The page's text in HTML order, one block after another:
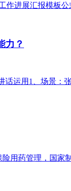
进展汇报模板
力？
运用1、场景：
用药管理，国家